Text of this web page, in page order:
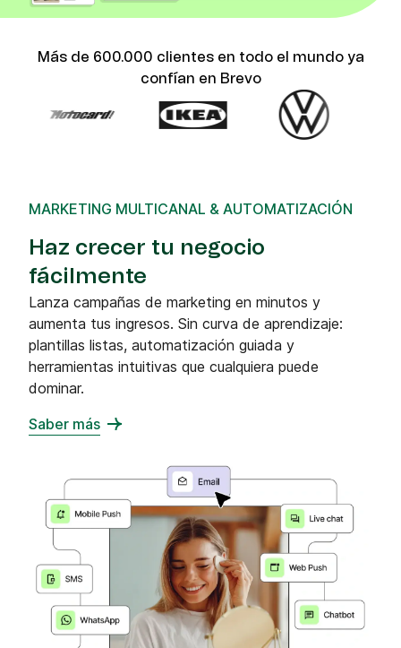
Más de 600.000 clientes en todo el mundo ya
confían en Brevo
MARKETING MULTICANAL & AUTOMATIZACIÓN
Haz crecer tu negocio
fácilmente
Lanza campañas de marketing en minutos y
aumenta tus ingresos. Sin curva de aprendizaje:
plantillas listas, automatización guiada y
herramientas intuitivas que cualquiera puede
dominar.
Saber más